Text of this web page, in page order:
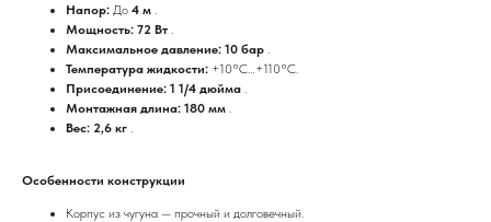
Напор: До 4 м .
Мощность: 72 Вт .
Максимальное давление: 10 бар .
Температура жидкости: +10°C…+110°C.
Присоединение: 1 1/4 дюйма .
Монтажная длина: 180 мм .
Вес: 2,6 кг .
Особенности конструкции
Корпус из чугуна — прочный и долговечный.